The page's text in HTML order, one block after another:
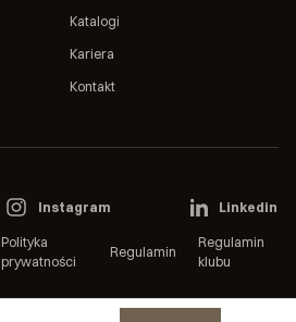
Katalogi
Kariera
Kontakt
Polityka
prywatności
Regulamin
Regulamin
klubu
Instagram Linkedin